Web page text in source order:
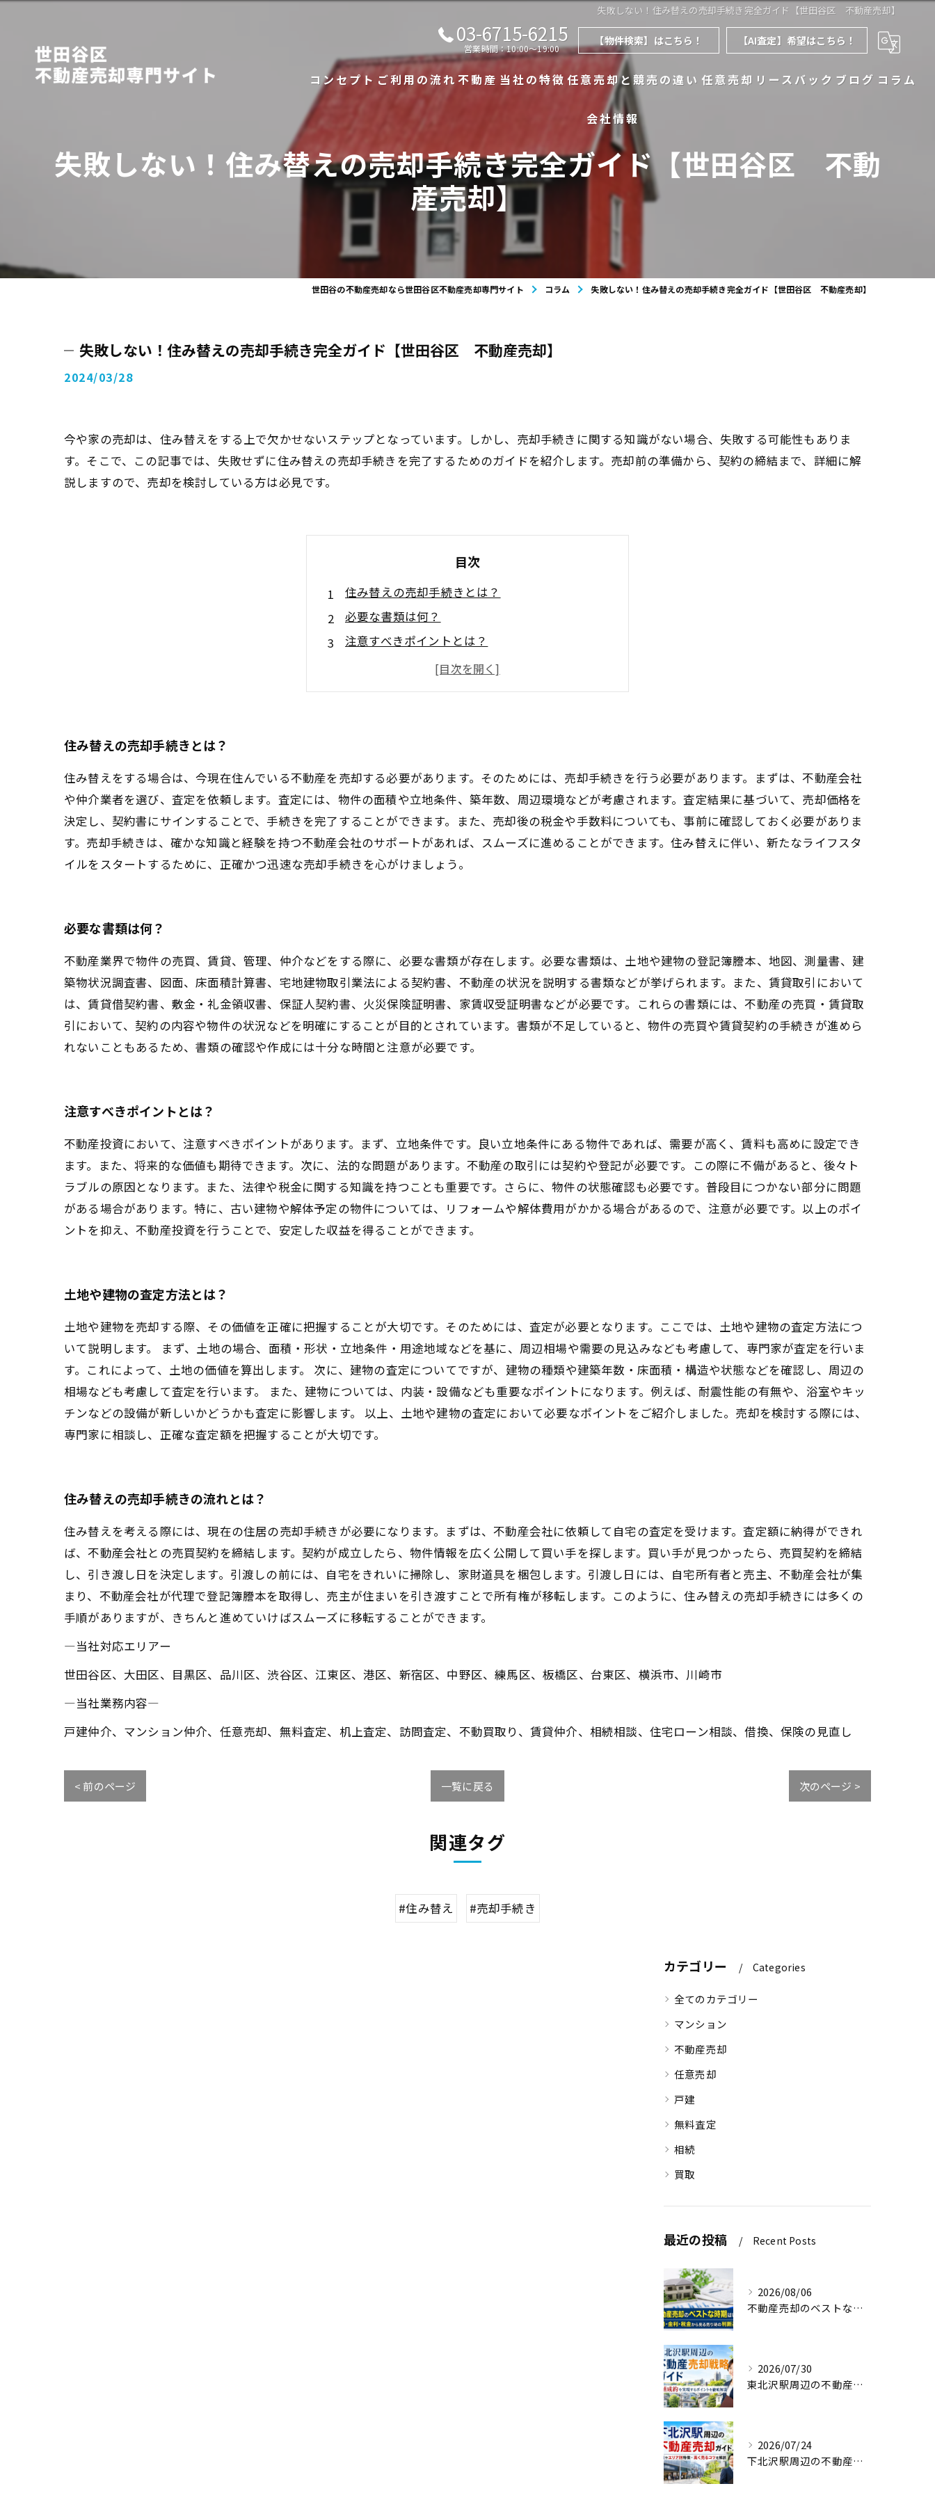
失敗しない！住み替えの売却手続き完全ガイド【世田谷区 不動産売却】
03-6715-6215
営業時間：10:00～19:00
【物件検索】はこちら！ 【AI査定】希望はこちら！
コンセプト ご利用の流れ
よくある質問
不動産
不動産の売買実績
査定実績
当社の特徴
マンション
任意売却と競売の違い 任意売却 リースバック ブログ コラム
会社情報
失敗しない！住み替えの売却手続き完全ガイド【世田谷区 不動
産売却】
世田谷の不動産売却なら世田谷区不動産売却専門サイト コラム 失敗しない！住み替えの売却手続き完全ガイド【世田谷区 不動産売却】
失敗しない！住み替えの売却手続き完全ガイド【世田谷区 不動産売却】
2024/03/28
今や家の売却は、住み替えをする上で欠かせないステップとなっています。しかし、売却手続きに関する知識がない場合、失敗する可能性もありま
す。そこで、この記事では、失敗せずに住み替えの売却手続きを完了するためのガイドを紹介します。売却前の準備から、契約の締結まで、詳細に解
説しますので、売却を検討している方は必見です。
目次
住み替えの売却手続きとは？
必要な書類は何？
注意すべきポイントとは？
土地や建物の査定方法とは？
住み替えの売却手続きの流れとは？
住み替えの売却手続きとは？
住み替えをする場合は、今現在住んでいる不動産を売却する必要があります。そのためには、売却手続きを行う必要があります。まずは、不動産会社
や仲介業者を選び、査定を依頼します。査定には、物件の面積や立地条件、築年数、周辺環境などが考慮されます。査定結果に基づいて、売却価格を
決定し、契約書にサインすることで、手続きを完了することができます。また、売却後の税金や手数料についても、事前に確認しておく必要がありま
す。売却手続きは、確かな知識と経験を持つ不動産会社のサポートがあれば、スムーズに進めることができます。住み替えに伴い、新たなライフスタ
イルをスタートするために、正確かつ迅速な売却手続きを心がけましょう。
必要な書類は何？
不動産業界で物件の売買、賃貸、管理、仲介などをする際に、必要な書類が存在します。必要な書類は、土地や建物の登記簿謄本、地図、測量書、建
築物状況調査書、図面、床面積計算書、宅地建物取引業法による契約書、不動産の状況を説明する書類などが挙げられます。また、賃貸取引において
は、賃貸借契約書、敷金・礼金領収書、保証人契約書、火災保険証明書、家賃収受証明書などが必要です。これらの書類には、不動産の売買・賃貸取
引において、契約の内容や物件の状況などを明確にすることが目的とされています。書類が不足していると、物件の売買や賃貸契約の手続きが進めら
れないこともあるため、書類の確認や作成には十分な時間と注意が必要です。
注意すべきポイントとは？
不動産投資において、注意すべきポイントがあります。まず、立地条件です。良い立地条件にある物件であれば、需要が高く、賃料も高めに設定でき
ます。また、将来的な価値も期待できます。次に、法的な問題があります。不動産の取引には契約や登記が必要です。この際に不備があると、後々ト
ラブルの原因となります。また、法律や税金に関する知識を持つことも重要です。さらに、物件の状態確認も必要です。普段目につかない部分に問題
がある場合があります。特に、古い建物や解体予定の物件については、リフォームや解体費用がかかる場合があるので、注意が必要です。以上のポイ
ントを抑え、不動産投資を行うことで、安定した収益を得ることができます。
土地や建物の査定方法とは？
土地や建物を売却する際、その価値を正確に把握することが大切です。そのためには、査定が必要となります。ここでは、土地や建物の査定方法につ
いて説明します。 まず、土地の場合、面積・形状・立地条件・用途地域などを基に、周辺相場や需要の見込みなども考慮して、専門家が査定を行いま
す。これによって、土地の価値を算出します。 次に、建物の査定についてですが、建物の種類や建築年数・床面積・構造や状態などを確認し、周辺の
相場なども考慮して査定を行います。 また、建物については、内装・設備なども重要なポイントになります。例えば、耐震性能の有無や、浴室やキッ
チンなどの設備が新しいかどうかも査定に影響します。 以上、土地や建物の査定において必要なポイントをご紹介しました。売却を検討する際には、
専門家に相談し、正確な査定額を把握することが大切です。
住み替えの売却手続きの流れとは？
住み替えを考える際には、現在の住居の売却手続きが必要になります。まずは、不動産会社に依頼して自宅の査定を受けます。査定額に納得ができれ
ば、不動産会社との売買契約を締結します。契約が成立したら、物件情報を広く公開して買い手を探します。買い手が見つかったら、売買契約を締結
し、引き渡し日を決定します。引渡しの前には、自宅をきれいに掃除し、家財道具を梱包します。引渡し日には、自宅所有者と売主、不動産会社が集
まり、不動産会社が代理で登記簿謄本を取得し、売主が住まいを引き渡すことで所有権が移転します。このように、住み替えの売却手続きには多くの
手順がありますが、きちんと進めていけばスムーズに移転することができます。
―当社対応エリアー
世田谷区、大田区、目黒区、品川区、渋谷区、江東区、港区、新宿区、中野区、練馬区、板橋区、台東区、横浜市、川崎市
―当社業務内容―
戸建仲介、マンション仲介、任意売却、無料査定、机上査定、訪問査定、不動買取り、賃貸仲介、相続相談、住宅ローン相談、借換、保険の見直し
< 前のページ 一覧に戻る 次のページ >
関連タグ
#住み替え #売却手続き
カテゴリー Categories
全てのカテゴリー
マンション
不動産売却
任意売却
戸建
無料査定
相続
買取
最近の投稿 Recent Posts
2026/08/06
不動産売却のベストな時期はいつ？相場・金利・税金から見る売り時の判断基準
2026/07/30
東北沢駅周辺の不動産売却戦略ガイド｜高値成約を実現するポイントを徹底解説
2026/07/24
下北沢駅周辺の不動産売却ガイド！相場やエリア別特徴・高く売るコツを解説